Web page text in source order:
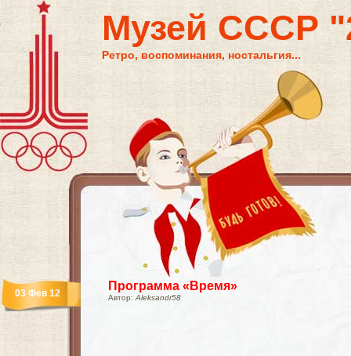
Музей СССР
Ретро, воспоминания, ностальгия...
Программа «Время»
Автор: Aleksandr58
03 Фев 12